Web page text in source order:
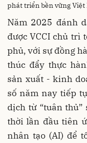
phát triển bền vững Việt
Năm 2025 đánh
được VCCI chủ trì
phủ, với sự đồng
thúc đẩy thực
sản xuất - kinh
số năm nay tiếp
dịch từ “tuân thủ”
thời lần đầu tiên
nhân tạo (AI) để